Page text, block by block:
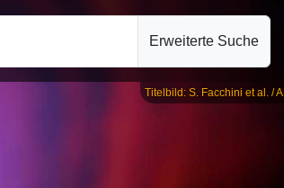
Erweiterte Suche
Titelbild: S. Facchini et al. /